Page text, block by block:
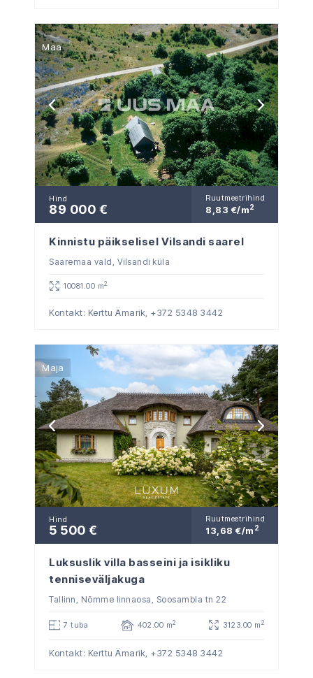
Maa
Hind
89 000 €
Ruutmeetrihind
8,83 €/m2
Kinnistu päikselisel Vilsandi saarel
Saaremaa vald, Vilsandi küla
10081.00 m2
Kontakt: Kerttu Ämarik, +372 5348 3442
Maja
Hind
5 500 €
Ruutmeetrihind
13,68 €/m 2
Luksuslik villa basseini ja isikliku
tenniseväljakuga
Tallinn, Nõmme linnaosa, Soosambla tn 22
7 tuba 402.00 m2 3123.00 m 2
Kontakt: Kerttu Ämarik, +372 5348 3442